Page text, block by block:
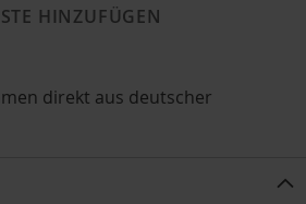
HINZUFÜGEN
direkt aus deutscher